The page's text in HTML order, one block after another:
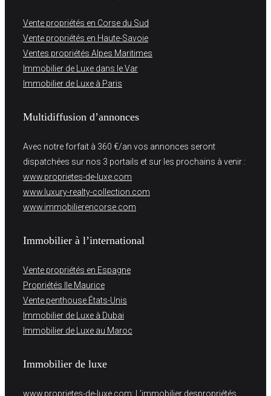
Vente propriétés en Corse du Sud
Vente propriétés en Haute-Savoie
Ventes propriétés Alpes Maritimes
Immobilier de Luxe dans le Var
Immobilier de Luxe à Paris
Multidiffusion d’annonces
Avec notre forfait à 360 €/an vos annonces seront
dispatchées sur nos 3 portails et sur les prochains à venir :
www.proprietes-de-luxe.com
www.luxury-realty-collection.com
www.immobilierencorse.com
Immobilier à l’international
Vente propriétés en Espagne
Propriétés Ile Maurice
Vente penthouse États-Unis
Immobilier de Luxe à Dubai
Immobilier de Luxe au Maroc
Immobilier de luxe
www.proprietes-de-luxe.com: L’immobilier despropriétés